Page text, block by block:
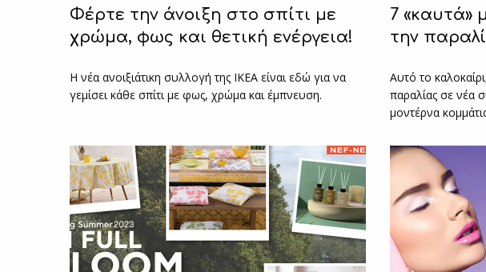
Φέρτε την άνοιξη στο σπίτι με
χρώμα, φως και θετική ενέργεια!
Η νέα ανοιξιάτικη συλλογή της ΙΚΕΑ είναι εδώ για να
γεμίσει κάθε σπίτι με φως, χρώμα και έμπνευση.
7 «καυτά»
την
Αυτό το
παραλίας σε νέα
μοντέρνα